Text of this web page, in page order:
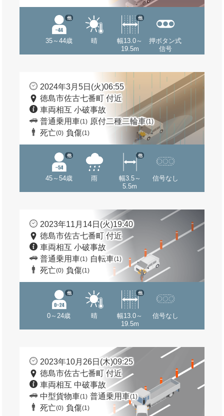
35～44歳
他
晴
幅13.0～
19.5m
他
押ボタン式
信号
2024年3月5日(火)06:55
徳島市佐古七番町 付近
車両相互 小破事故
普通乗用車(1) 原付二種二輪車(1)
死亡(0) 負傷(1)
45～54歳
他
雨
幅3.5～
5.5m
他
信号なし
2023年11月14日(火)19:40
徳島市佐古七番町 付近
車両相互 小破事故
普通乗用車(1) 自転車(1)
死亡(0) 負傷(1)
0～24歳
他
晴
幅13.0～
19.5m
他
信号なし
2023年10月26日(木)09:25
徳島市佐古七番町 付近
車両相互 中破事故
中型貨物車(1) 普通乗用車(1)
死亡(0) 負傷(1)